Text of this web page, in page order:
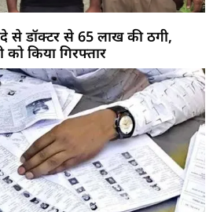
से डॉक्टर से 65 लाख की ठगी,
किया गिरफ्तार